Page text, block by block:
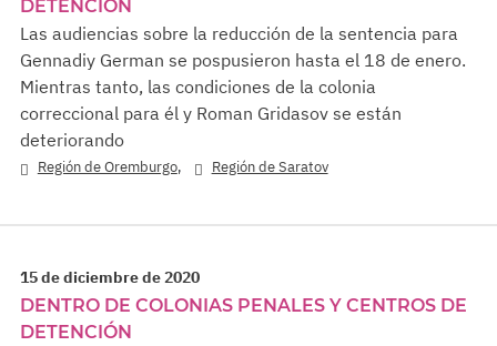
DETENCIÓN
Las audiencias sobre la reducción de la sentencia para
Gennadiy German se pospusieron hasta el 18 de enero.
Mientras tanto, las condiciones de la colonia
correccional para él y Roman Gridasov se están
deteriorando
Región de Oremburgo, Región de Saratov
15 de diciembre de 2020
DENTRO DE COLONIAS PENALES Y CENTROS DE
DETENCIÓN